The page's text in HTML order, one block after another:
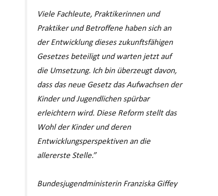
Viele Fachleute, Praktikerinnen und
Praktiker und Betroffene haben sich an
der Entwicklung dieses zukunftsfähigen
Gesetzes beteiligt und warten jetzt auf
die Umsetzung. Ich bin überzeugt davon,
dass das neue Gesetz das Aufwachsen der
Kinder und Jugendlichen spürbar
erleichtern wird. Diese Reform stellt das
Wohl der Kinder und deren
Entwicklungsperspektiven an die
allererste Stelle.”
Bundesjugendministerin Franziska Giffey